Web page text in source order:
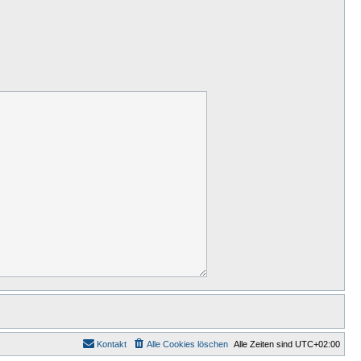
Alle Zeiten sind UTC+02:00
Alle Cookies löschen
Kontakt